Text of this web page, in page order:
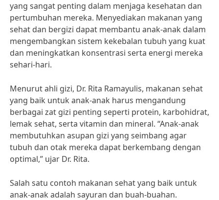
yang sangat penting dalam menjaga kesehatan dan
pertumbuhan mereka. Menyediakan makanan yang
sehat dan bergizi dapat membantu anak-anak dalam
mengembangkan sistem kekebalan tubuh yang kuat
dan meningkatkan konsentrasi serta energi mereka
sehari-hari.
Menurut ahli gizi, Dr. Rita Ramayulis, makanan sehat
yang baik untuk anak-anak harus mengandung
berbagai zat gizi penting seperti protein, karbohidrat,
lemak sehat, serta vitamin dan mineral. “Anak-anak
membutuhkan asupan gizi yang seimbang agar
tubuh dan otak mereka dapat berkembang dengan
optimal,” ujar Dr. Rita.
Salah satu contoh makanan sehat yang baik untuk
anak-anak adalah sayuran dan buah-buahan.